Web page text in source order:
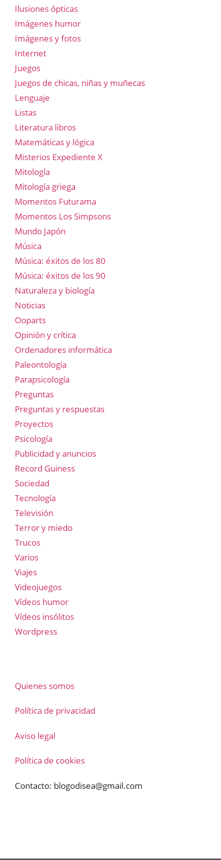
Ilusiones ópticas
Imágenes humor
Imágenes y fotos
Internet
Juegos
Juegos de chicas, niñas y muñecas
Lenguaje
Listas
Literatura libros
Matemáticas y lógica
Misterios Expediente X
Mitología
Mitología griega
Momentos Futurama
Momentos Los Simpsons
Mundo Japón
Música
Música: éxitos de los 80
Música: éxitos de los 90
Naturaleza y biología
Noticias
Ooparts
Opinión y crítica
Ordenadores informática
Paleontología
Parapsicología
Preguntas
Preguntas y respuestas
Proyectos
Psicología
Publicidad y anuncios
Record Guiness
Sociedad
Tecnología
Televisión
Terror y miedo
Trucos
Varios
Viajes
Videojuegos
Vídeos humor
Vídeos insólitos
Wordpress
Quienes somos
Política de privacidad
Aviso legal
Política de cookies
Contacto: blogodisea@gmail.com